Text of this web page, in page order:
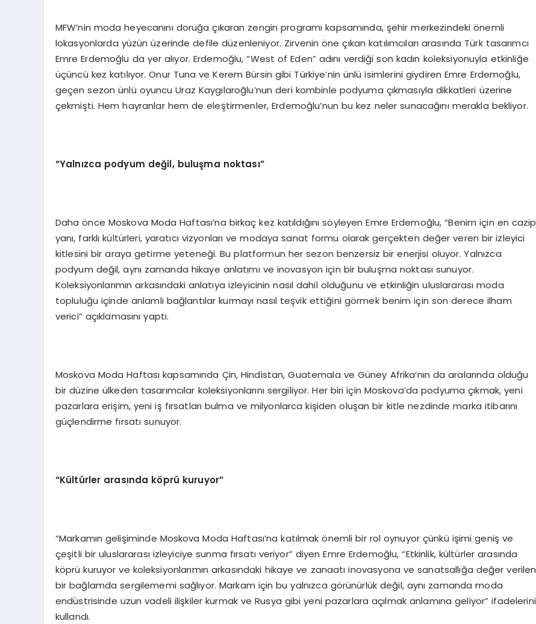
MFW’nin moda heyecanını doruğa çıkaran zengin programı kapsamında, şehir merkezindeki önemli
lokasyonlarda yüzün üzerinde defile düzenleniyor. Zirvenin öne çıkan katılımcıları arasında Türk tasarımcı
Emre Erdemoğlu da yer alıyor. Erdemoğlu, “West of Eden” adını verdiği son kadın koleksiyonuyla etkinliğe
üçüncü kez katılıyor. Onur Tuna ve Kerem Bürsin gibi Türkiye’nin ünlü isimlerini giydiren Emre Erdemoğlu,
geçen sezon ünlü oyuncu Uraz Kaygılaroğlu’nun deri kombinle podyuma çıkmasıyla dikkatleri üzerine
çekmişti. Hem hayranlar hem de eleştirmenler, Erdemoğlu’nun bu kez neler sunacağını merakla bekliyor.
“Yalnızca podyum değil, buluşma noktası”
Daha önce Moskova Moda Haftası’na birkaç kez katıldığını söyleyen Emre Erdemoğlu, “Benim için en cazip
yanı, farklı kültürleri, yaratıcı vizyonları ve modaya sanat formu olarak gerçekten değer veren bir izleyici
kitlesini bir araya getirme yeteneği. Bu platformun her sezon benzersiz bir enerjisi oluyor. Yalnızca
podyum değil, aynı zamanda hikaye anlatımı ve inovasyon için bir buluşma noktası sunuyor.
Koleksiyonlarımın arkasındaki anlatıya izleyicinin nasıl dahil olduğunu ve etkinliğin uluslararası moda
topluluğu içinde anlamlı bağlantılar kurmayı nasıl teşvik ettiğini görmek benim için son derece ilham
verici” açıklamasını yaptı.
Moskova Moda Haftası kapsamında Çin, Hindistan, Guatemala ve Güney Afrika’nın da aralarında olduğu
bir düzine ülkeden tasarımcılar koleksiyonlarını sergiliyor. Her biri için Moskova’da podyuma çıkmak, yeni
pazarlara erişim, yeni iş fırsatları bulma ve milyonlarca kişiden oluşan bir kitle nezdinde marka itibarını
güçlendirme fırsatı sunuyor.
“Kültürler arasında köprü kuruyor”
“Markamın gelişiminde Moskova Moda Haftası’na katılmak önemli bir rol oynuyor çünkü işimi geniş ve
çeşitli bir uluslararası izleyiciye sunma fırsatı veriyor” diyen Emre Erdemoğlu, “Etkinlik, kültürler arasında
köprü kuruyor ve koleksiyonlarımın arkasındaki hikaye ve zanaatı inovasyona ve sanatsallığa değer verilen
bir bağlamda sergilememi sağlıyor. Markam için bu yalnızca görünürlük değil, aynı zamanda moda
endüstrisinde uzun vadeli ilişkiler kurmak ve Rusya gibi yeni pazarlara açılmak anlamına geliyor” ifadelerini
kullandı.